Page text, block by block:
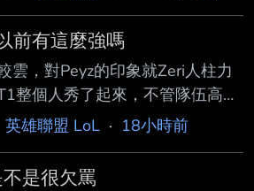
前有這麼強嗎
雲，對Peyz的印象就Zeri人柱力
整個人秀了起來，不管隊伍高低
個 能線殺，能兜底，還能單突打
英雄聯盟 LoL · 18小時前
是很欠罵